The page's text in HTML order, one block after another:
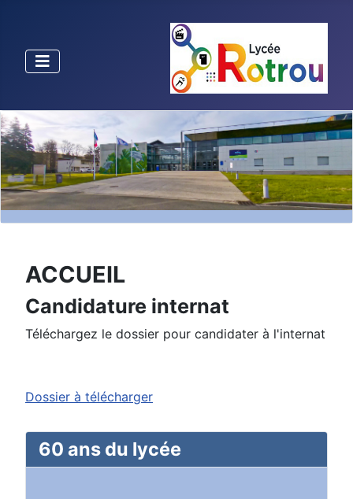
ACCUEIL
Candidature internat
Téléchargez le dossier pour candidater à l'internat
Dossier à télécharger
60 ans du lycée